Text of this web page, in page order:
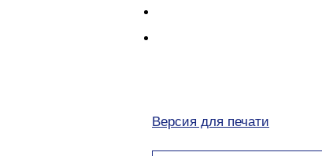
Версия для печати